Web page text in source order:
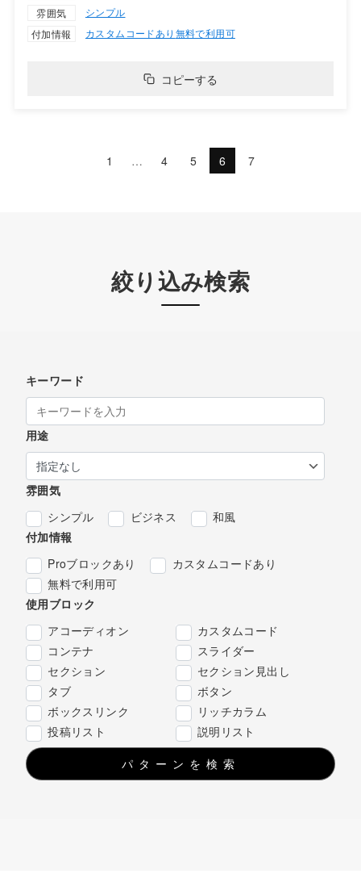
雰囲気
シンプル
付加情報
カスタムコードあり 無料で利用可
コピーする
1 … 4 5 6 7
絞り込み検索
キーワード
用途
雰囲気
シンプル
ビジネス
和風
付加情報
Proブロックあり
カスタムコードあり
無料で利用可
使用ブロック
アコーディオン
カスタムコード
コンテナ
スライダー
セクション
セクション見出し
タブ
ボタン
ボックスリンク
リッチカラム
投稿リスト
説明リスト
パターンを検索